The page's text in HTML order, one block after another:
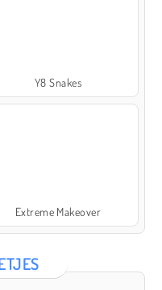
Y8 Snakes
Extreme Makeover